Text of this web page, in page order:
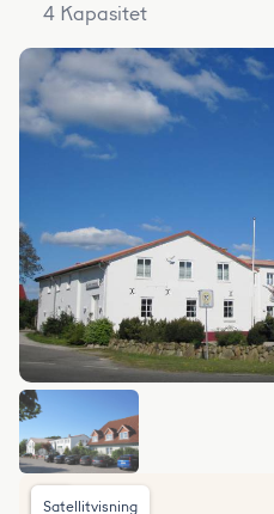
4 Kapasitet
Satellitvisning